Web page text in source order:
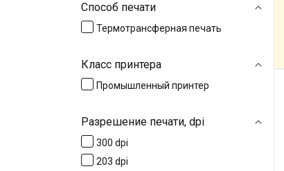
Способ печати
Термотрансферная печать
Класс принтера
Промышленный принтер
Разрешение печати, dpi
300 dpi
203 dpi